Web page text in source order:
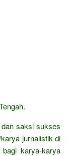
saksi sukses
jurnalistik di
karya-karya